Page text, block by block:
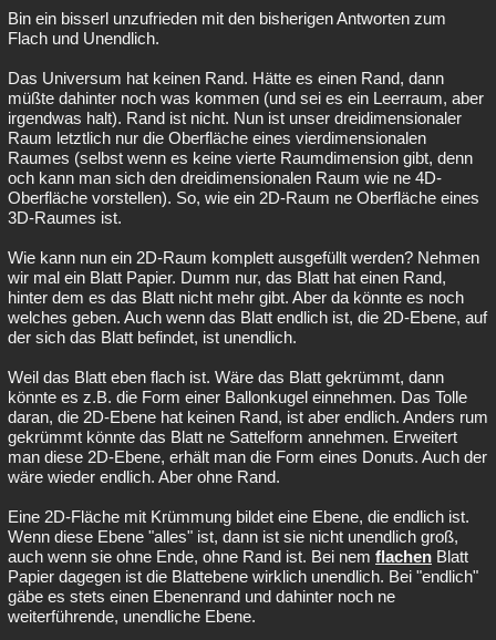
Bin ein bisserl unzufrieden mit den bisherigen Antworten zum
Flach und Unendlich.
Das Universum hat keinen Rand. Hätte es einen Rand, dann
müßte dahinter noch was kommen (und sei es ein Leerraum, aber
irgendwas halt). Rand ist nicht. Nun ist unser dreidimensionaler
Raum letztlich nur die Oberfläche eines vierdimensionalen
Raumes (selbst wenn es keine vierte Raumdimension gibt, denn
och kann man sich den dreidimensionalen Raum wie ne 4D-
Oberfläche vorstellen). So, wie ein 2D-Raum ne Oberfläche eines
3D-Raumes ist.
Wie kann nun ein 2D-Raum komplett ausgefüllt werden? Nehmen
wir mal ein Blatt Papier. Dumm nur, das Blatt hat einen Rand,
hinter dem es das Blatt nicht mehr gibt. Aber da könnte es noch
welches geben. Auch wenn das Blatt endlich ist, die 2D-Ebene, auf
der sich das Blatt befindet, ist unendlich.
Weil das Blatt eben flach ist. Wäre das Blatt gekrümmt, dann
könnte es z.B. die Form einer Ballonkugel einnehmen. Das Tolle
daran, die 2D-Ebene hat keinen Rand, ist aber endlich. Anders rum
gekrümmt könnte das Blatt ne Sattelform annehmen. Erweitert
man diese 2D-Ebene, erhält man die Form eines Donuts. Auch der
wäre wieder endlich. Aber ohne Rand.
Eine 2D-Fläche mit Krümmung bildet eine Ebene, die endlich ist.
Wenn diese Ebene "alles" ist, dann ist sie nicht unendlich groß,
auch wenn sie ohne Ende, ohne Rand ist. Bei nem flachen Blatt
Papier dagegen ist die Blattebene wirklich unendlich. Bei "endlich"
gäbe es stets einen Ebenenrand und dahinter noch ne
weiterführende, unendliche Ebene.